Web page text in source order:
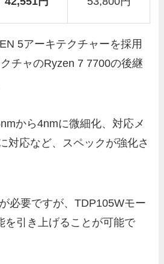
5アーキテクチャーを採用
チャのRyzen 7 7700の後継
から4nmに微細化、対応メ
対応など、スペックが強化さ
必要ですが、TDP105Wモー
を引き上げることが可能で